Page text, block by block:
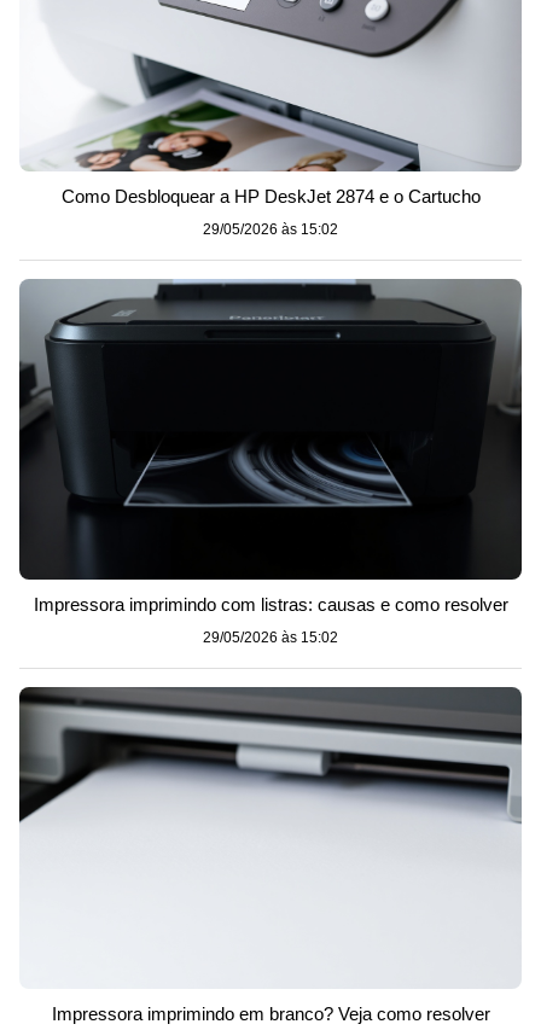
Como Desbloquear a HP DeskJet 2874 e o Cartucho
29/05/2026 às 15:02
Impressora imprimindo com listras: causas e como resolver
29/05/2026 às 15:02
Impressora imprimindo em branco? Veja como resolver